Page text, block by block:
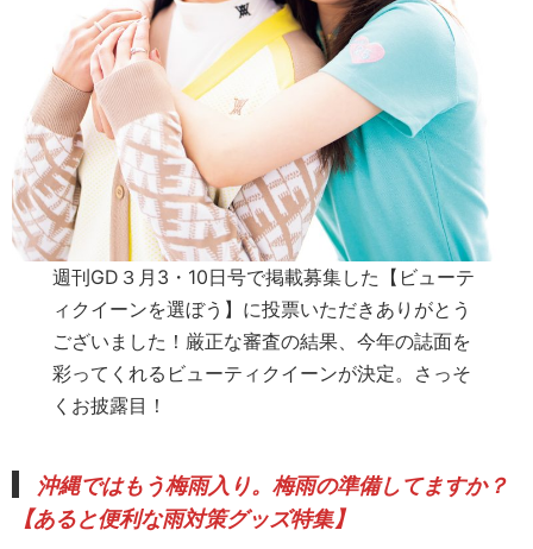
週刊GD３月3・10日号で掲載募集した【ビューテ
ィクイーンを選ぼう】に投票いただきありがとう
ございました！厳正な審査の結果、今年の誌面を
彩ってくれるビューティクイーンが決定。さっそ
くお披露目！
沖縄ではもう梅雨入り。梅雨の準備してますか？
【あると便利な雨対策グッズ特集】